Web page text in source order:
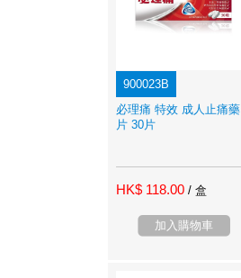
900023B
必理痛 特效 成人止痛藥
片 30片
HK$ 118.00 / 盒
加入購物車